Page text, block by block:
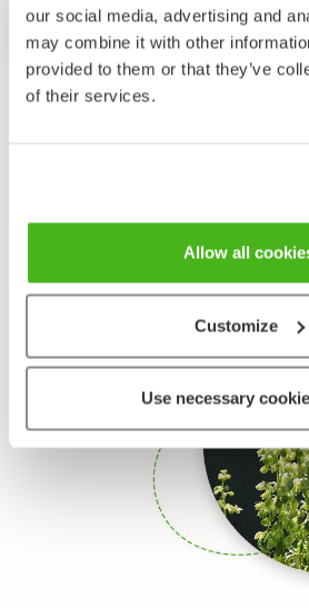
our social media, advertising and
may combine it with other
provided to them or that they’ve
of their services.
Allow all
Customize
Use necessary
Tilaa verkkokkaupastamme